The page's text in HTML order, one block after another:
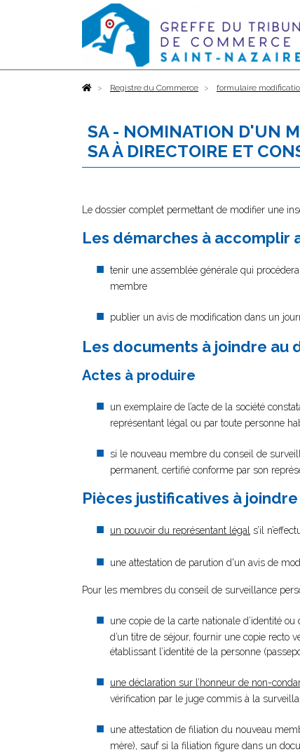
AccueilRegistre du Commerce formulaire
SA - NOMINATION D'UN
SA À DIRECTOIRE ET
Le dossier complet permettant de modifier une
Les démarches à accomplir
tenir une assemblée générale qui
membre
publier un avis de modification dans un
Les documents à joindre au
Actes à produire
un exemplaire de l’acte de la société
représentant légal ou par toute personne
si le nouveau membre du conseil de
permanent, certifié conforme par son
Pièces justificatives à
un pouvoir du représentant légal s’il
une attestation de parution d'un avis de
Pour les membres du conseil de surveillance
une copie de la carte nationale d’identité
d’un titre de séjour, fournir une copie recto
établissant l’identité de la personne
une déclaration sur l’honneur de non-
vérification par le juge commis à la
une attestation de filiation du nouveau
mère), sauf si la filiation figure dans un